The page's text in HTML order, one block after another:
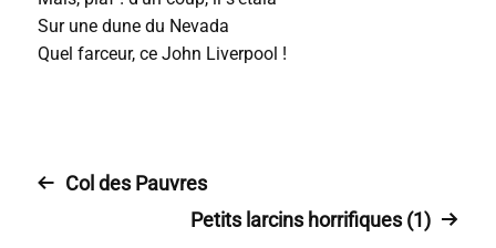
Sur une dune du Nevada
Quel farceur, ce John Liverpool !
Col des Pauvres
Petits larcins horrifiques (1)